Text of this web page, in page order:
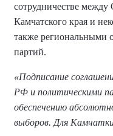
сотрудничестве
Камчатского края и
также региональными
партий.
«Подписание
РФ и политическими
обеспечению
выборов. Для